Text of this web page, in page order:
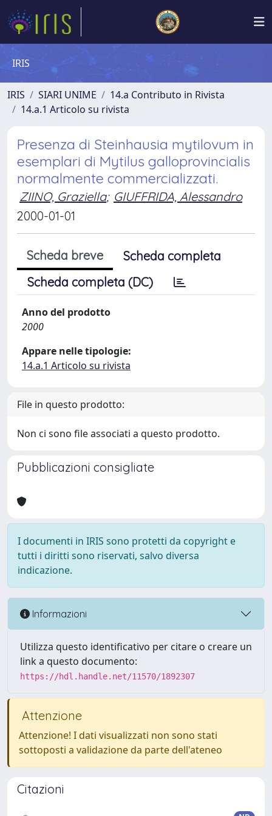
IRIS
IRIS SIARI UNIME
14.a Contributo in Rivista
14.a.1 Articolo su rivista
Presenza di Steinhausia mytilovum in
esemplari di Mytilus galloprovincialis
normalmente commercializzati.
ZIINO, Graziella; GIUFFRIDA, Alessandro
2000-01-01
Scheda breve
Scheda completa
Scheda completa (DC)
Anno del prodotto
2000
Appare nelle tipologie:
14.a.1 Articolo su rivista
File in questo prodotto:
Non ci sono file associati a questo prodotto.
Pubblicazioni consigliate
I documenti in IRIS sono protetti da copyright e
tutti i diritti sono riservati, salvo diversa
indicazione.
Informazioni
Utilizza questo identificativo per citare o creare un
link a questo documento:
https://hdl.handle.net/11570/1892307
Attenzione
Attenzione! I dati visualizzati non sono stati
sottoposti a validazione da parte dell'ateneo
Citazioni